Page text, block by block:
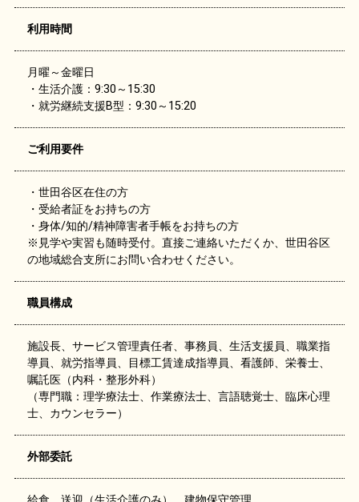
利用時間
月曜～金曜日
・生活介護：9:30～15:30
・就労継続支援B型：9:30～15:20
ご利用要件
・世田谷区在住の方
・受給者証をお持ちの方
・身体/知的/精神障害者手帳をお持ちの方
※見学や実習も随時受付。直接ご連絡いただくか、世田谷区
の地域総合支所にお問い合わせください。
職員構成
施設長、サービス管理責任者、事務員、生活支援員、職業指
導員、就労指導員、目標工賃達成指導員、看護師、栄養士、
嘱託医（内科・整形外科）
（専門職：理学療法士、作業療法士、言語聴覚士、臨床心理
士、カウンセラー）
外部委託